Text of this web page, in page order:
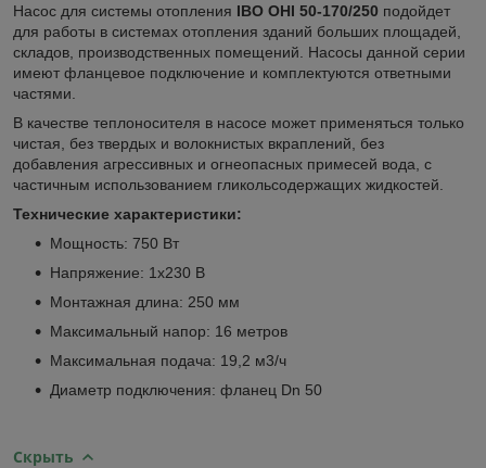
Насос для системы отопления IBO OHI 50-170/250 подойдет
для работы в системах отопления зданий больших площадей,
складов, производственных помещений. Насосы данной серии
имеют фланцевое подключение и комплектуются ответными
частями.
В качестве теплоносителя в насосе может применяться только
чистая, без твердых и волокнистых вкраплений, без
добавления агрессивных и огнеопасных примесей вода, с
частичным использованием гликольсодержащих жидкостей.
Технические характеристики:
Мощность: 750 Вт
Напряжение: 1х230 В
Монтажная длина: 250 мм
Максимальный напор: 16 метров
Максимальная подача: 19,2 м3/ч
Диаметр подключения: фланец Dn 50
Скрыть